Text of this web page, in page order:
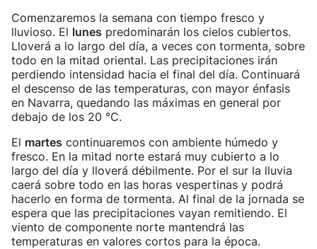
Comenzaremos la semana con tiempo fresco y
lluvioso. El lunes predominarán los cielos cubiertos.
Lloverá a lo largo del día, a veces con tormenta, sobre
todo en la mitad oriental. Las precipitaciones irán
perdiendo intensidad hacia el final del día. Continuará
el descenso de las temperaturas, con mayor énfasis
en Navarra, quedando las máximas en general por
debajo de los 20 °C.
El martes continuaremos con ambiente húmedo y
fresco. En la mitad norte estará muy cubierto a lo
largo del día y lloverá débilmente. Por el sur la lluvia
caerá sobre todo en las horas vespertinas y podrá
hacerlo en forma de tormenta. Al final de la jornada se
espera que las precipitaciones vayan remitiendo. El
viento de componente norte mantendrá las
temperaturas en valores cortos para la época.